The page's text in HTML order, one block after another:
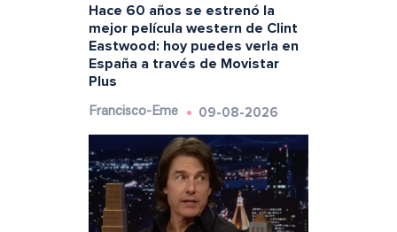
Hace 60 años se estrenó la
mejor película western de Clint
Eastwood: hoy puedes verla en
España a través de Movistar
Plus
Francisco-Eme 09-08-2026